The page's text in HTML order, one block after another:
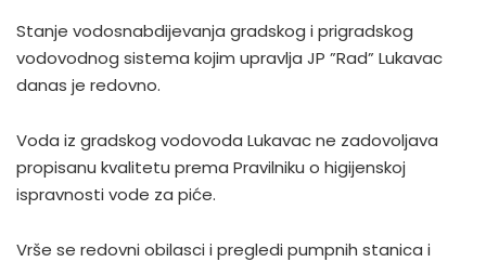
Stanje vodosnabdijevanja gradskog i prigradskog
vodovodnog sistema kojim upravlja JP ”Rad” Lukavac
danas je redovno.
Voda iz gradskog vodovoda Lukavac ne zadovoljava
propisanu kvalitetu prema Pravilniku o higijenskoj
ispravnosti vode za piće.
Vrše se redovni obilasci i pregledi pumpnih stanica i